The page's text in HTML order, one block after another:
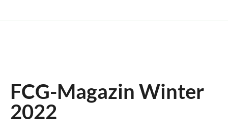
FCG-Magazin Winter
2022